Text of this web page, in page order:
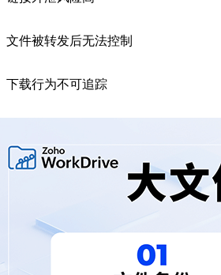
文件被转发后无法控制
下载行为不可追踪